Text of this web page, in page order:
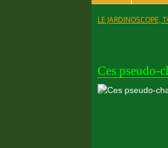
LE JARDINOSCOPE,
Ces pseudo-